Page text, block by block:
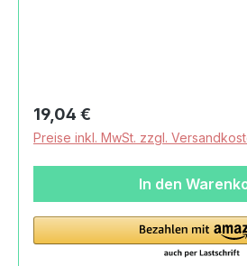
MonateMachart/StilHolztiger
EuropeSicherheitAchtung!
36 Monaten geeignet. Wegen
verschluckbarer Kleinteile und
verbundener
Hersteller
Regulärer Preis:
19,04 €
Preise inkl. MwSt. zzgl.
In den